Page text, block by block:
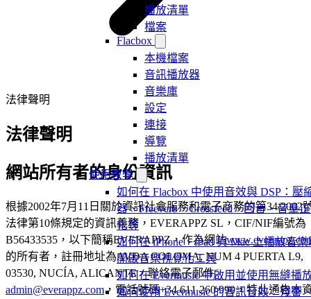
播放清單
檔案
Flacbox
本機檔案
音訊播放器
音樂庫
設定
連接
導覽
播放清單
使用教學
如何在 Flacbox 中使用音效與 DSP：壓
器、Freeverb、Crossfeed、回音、音量
化等
如何在 iPhone、iPad 與 Mac 上播放音樂
開啟音樂視覺化工具
如何在 Evermusic 中啟用並使用無縫播
如何使用 Evermusic 的音訊音效：殘響
法律聲明
法律聲明
網站所有者的身份資訊
根據2002年7月11日關於資訊社會服務和電子商務的第34/2002
法律第10條規定的資訊義務，EVERAPPZ SL，CIF/NIF編號為
B56433535，以下簡稱EVERAPPZ，作為網站
的所有者，註冊地址為AVDA COLOMA, NUM 4 PUERTA L9,
03530, NUCÍA, ALICANTE，聯絡電子郵件
admin@everappz.com，電話號碼+34 611 260 990，特此通告本